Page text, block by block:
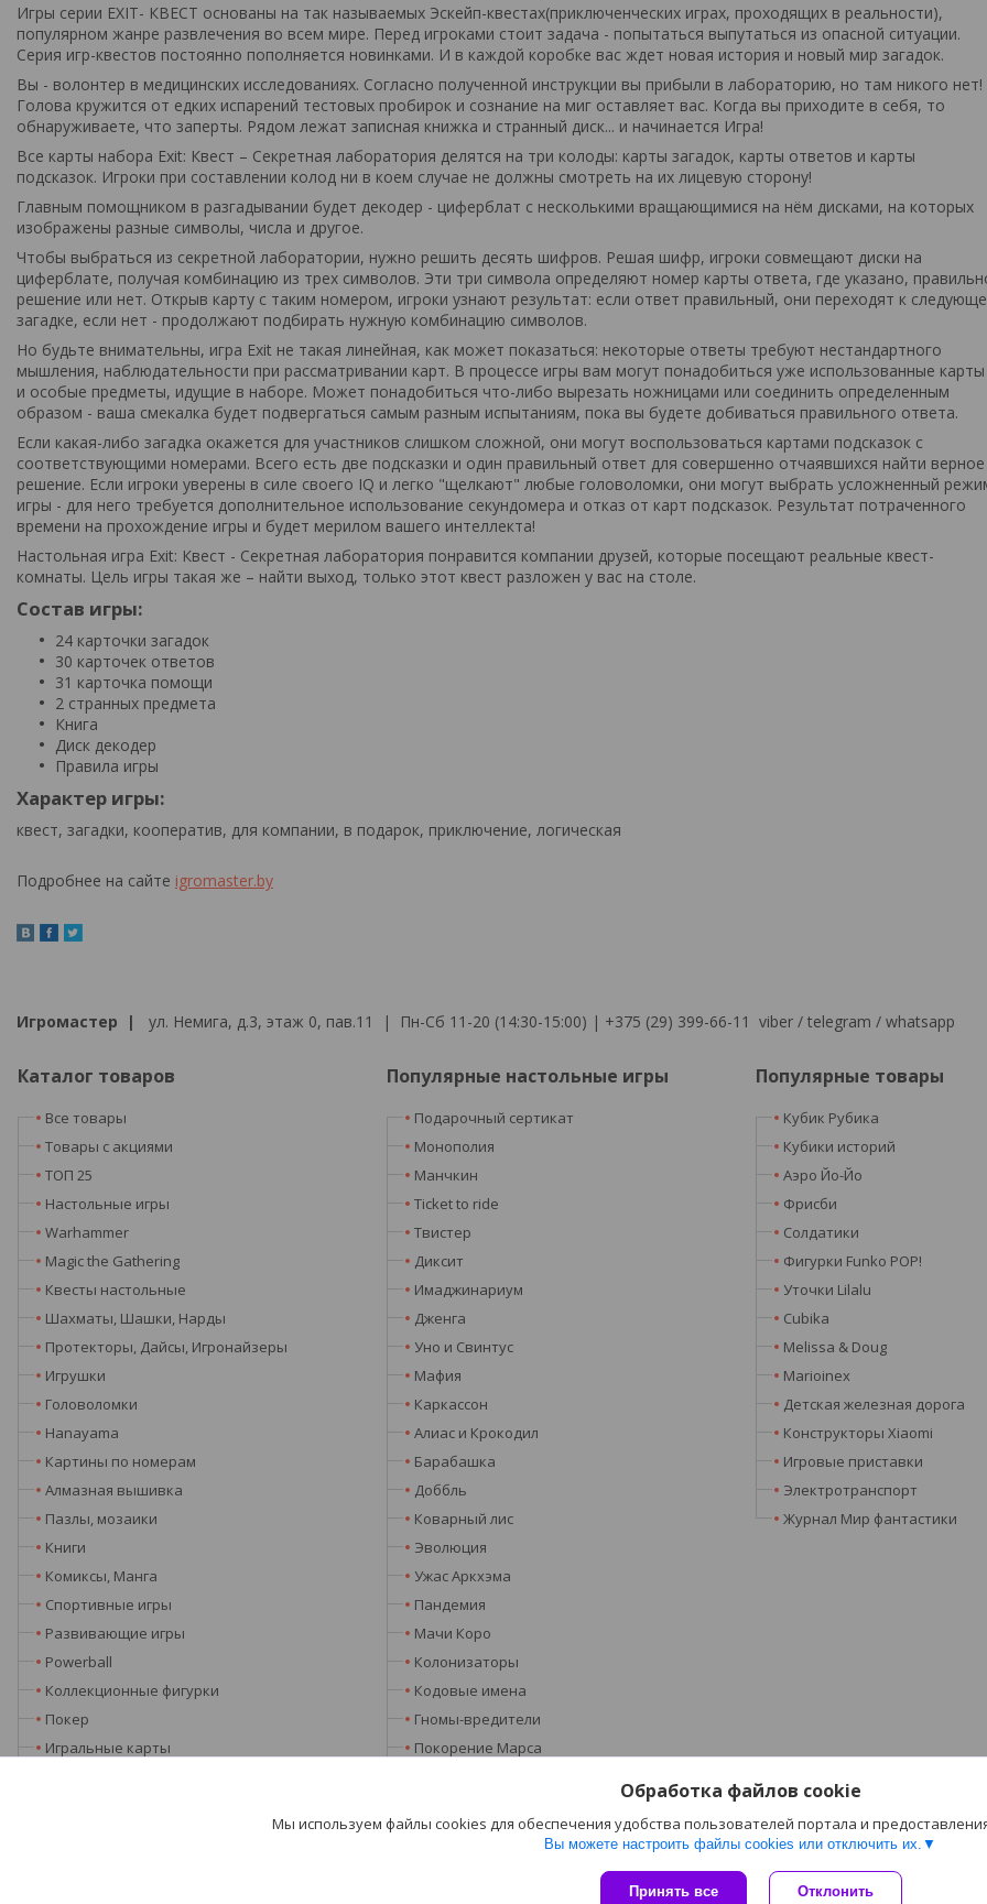
Игры серии EXIT- КВЕСТ основаны на так называемых Эскейп-квестах(приключенческих играх, проходящих в реальности),
популярном жанре развлечения во всем мире. Перед игроками стоит задача - попытаться выпутаться из опасной ситуации.
Серия игр-квестов постоянно пополняется новинками. И в каждой коробке вас ждет новая история и новый мир загадок.
Вы - волонтер в медицинских исследованиях. Согласно полученной инструкции вы прибыли в лабораторию, но там никого нет!
Голова кружится от едких испарений тестовых пробирок и сознание на миг оставляет вас. Когда вы приходите в себя, то
обнаруживаете, что заперты. Рядом лежат записная книжка и странный диск... и начинается Игра!
Все карты набора Exit: Квест – Секретная лаборатория делятся на три колоды: карты загадок, карты ответов и карты
подсказок. Игроки при составлении колод ни в коем случае не должны смотреть на их лицевую сторону!
Главным помощником в разгадывании будет декодер - циферблат с несколькими вращающимися на нём дисками, на которых
изображены разные символы, числа и другое.
Чтобы выбраться из секретной лаборатории, нужно решить десять шифров. Решая шифр, игроки совмещают диски на
циферблате, получая комбинацию из трех символов. Эти три символа определяют номер карты ответа, где указано,
решение или нет. Открыв карту с таким номером, игроки узнают результат: если ответ правильный, они переходят к
загадке, если нет - продолжают подбирать нужную комбинацию символов.
Но будьте внимательны, игра Exit не такая линейная, как может показаться: некоторые ответы требуют нестандартного
мышления, наблюдательности при рассматривании карт. В процессе игры вам могут понадобиться уже использованные карты
и особые предметы, идущие в наборе. Может понадобиться что-либо вырезать ножницами или соединить определенным
образом - ваша смекалка будет подвергаться самым разным испытаниям, пока вы будете добиваться правильного ответа.
Если какая-либо загадка окажется для участников слишком сложной, они могут воспользоваться картами подсказок с
соответствующими номерами. Всего есть две подсказки и один правильный ответ для совершенно отчаявшихся найти верное
решение. Если игроки уверены в силе своего IQ и легко "щелкают" любые головоломки, они могут выбрать усложненный
игры - для него требуется дополнительное использование секундомера и отказ от карт подсказок. Результат потраченного
времени на прохождение игры и будет мерилом вашего интеллекта!
Настольная игра Exit: Квест - Секретная лаборатория понравится компании друзей, которые посещают реальные квест-
комнаты. Цель игры такая же – найти выход, только этот квест разложен у вас на столе.
Состав игры:
24 карточки загадок
30 карточек ответов
31 карточка помощи
2 странных предмета
Книга
Диск декодер
Правила игры
Характер игры:
квест, загадки, кооператив, для компании, в подарок, приключение, логическая
Подробнее на сайте igromaster.by
Игромастер | ул. Немига, д.3, этаж 0, пав.11 | Пн-Сб 11-20 (14:30-15:00) | +375 (29) 399-66-11 viber / telegram / whatsapp
Каталог товаров
Все товары
Товары с акциями
ТОП 25
Настольные игры
Warhammer
Magic the Gathering
Квесты настольные
Шахматы, Шашки, Нарды
Протекторы, Дайсы, Игронайзеры
Игрушки
Головоломки
Hanayama
Картины по номерам
Алмазная вышивка
Пазлы, мозаики
Книги
Комиксы, Манга
Спортивные игры
Развивающие игры
Powerball
Коллекционные фигурки
Покер
Игральные карты
Популярные настольные игры
Подарочный сертикат
Монополия
Манчкин
Ticket to ride
Твистер
Диксит
Имаджинариум
Дженга
Уно и Свинтус
Мафия
Каркассон
Алиас и Крокодил
Барабашка
Доббль
Коварный лис
Эволюция
Ужас Аркхэма
Пандемия
Мачи Коро
Колонизаторы
Кодовые имена
Гномы-вредители
Покорение Марса
Dungeons and Dragons
Популярные товары
Кубик Рубика
Кубики историй
Аэро Йо-Йо
Фрисби
Солдатики
Фигурки Funko POP!
Уточки Lilalu
Cubika
Melissa & Doug
Marioinex
Детская железная дорога
Конструкторы Xiaomi
Игровые приставки
Электротранспорт
Журнал Мир фантастики
Сайт создан на платформе Deal.by
Обработка файлов cookie
Мы используем файлы cookies для обеспечения удобства пользователей портала и
Вы можете настроить файлы cookies или отключить их.
Принять все Отклонить